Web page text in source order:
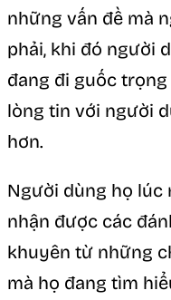
những vấn đề mà
phải, khi đó người
đang đi guốc
lòng tin với người
hơn.
Người dùng họ lúc
nhận được các
khuyên từ những
mà họ đang tìm